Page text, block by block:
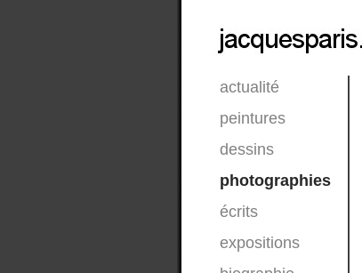
actualité
peintures
dessins
photographies
écrits
expositions